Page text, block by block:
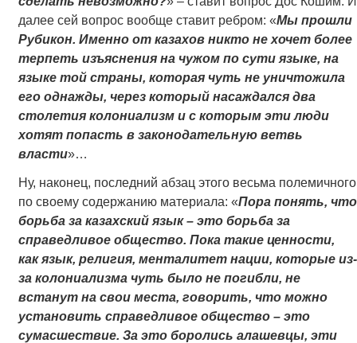
далее сей вопрос вообще ставит ребром: «Мы прошли
Рубикон. Именно от казахов никто не хочет более
терпеть изъяснения на чужом по сути языке, на
языке той страны, которая чуть не уничтожила
его однажды, через который насаждался два
столетия колониализм и с которым эти люди
хотят попасть в законодательную ветвь
власти»…
Ну, наконец, последний абзац этого весьма полемичного
по своему содержанию материала: «Пора понять, что
борьба за казахский язык – это борьба за
справедливое общество. Пока такие ценности,
как язык, религия, менталитет нации, которые из-
за колониализма чуть было не погибли, не
встанут на свои места, говорить, что можно
установить справедливое общество – это
сумасшествие. За это боролись алашевцы, эти